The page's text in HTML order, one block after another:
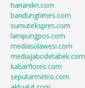
harianikn.com
bandungtimes.com
sumutekspres.com
lampungpos.com
mediasulawesi.com
mediajabodetabek.com
kabarflores.com
seputarmetro.com